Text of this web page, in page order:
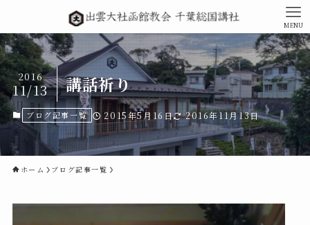
MENU
講話祈り
2016
11/13
ブログ記事一覧 2015年5月16日 2016年11月13日
ホーム ブログ記事一覧